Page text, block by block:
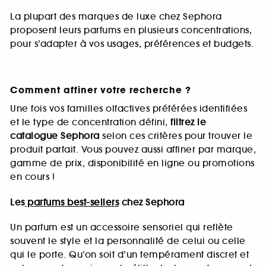
La plupart des marques de luxe chez Sephora
proposent leurs parfums en plusieurs concentrations,
pour s’adapter à vos usages, préférences et budgets.
Comment affiner votre recherche ?
Une fois vos familles olfactives préférées identifiées
et le type de concentration défini, filtrez le
catalogue Sephora selon ces critères pour trouver le
produit parfait. Vous pouvez aussi affiner par marque,
gamme de prix, disponibilité en ligne ou promotions
en cours !
Lesparfums best-sellerschez Sephora
Un parfum est un accessoire sensoriel qui reflète
souvent le style et la personnalité de celui ou celle
qui le porte. Qu’on soit d’un tempérament discret et